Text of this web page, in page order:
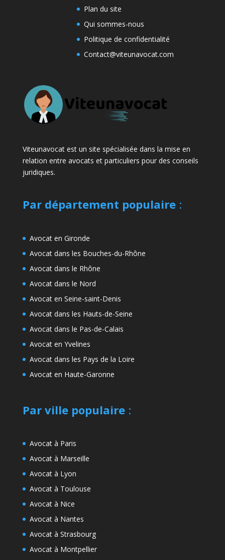
Plan du site
Qui sommes-nous
Politique de confidentialité
Contact@viteunavocat.com
Viteunavocat est un site spécialisée dans la mise en
relation entre avocats et particuliers pour des conseils
juridiques.
Par département populaire:
Avocat en Gironde
Avocat dans les Bouches-du-Rhône
Avocat dans le Rhône
Avocat dans le Nord
Avocat en Seine-saint-Denis
Avocat dans les Hauts-de-Seine
Avocat dans le Pas-de-Calais
Avocat en Yvelines
Avocat dans les Pays de la Loire
Avocat en Haute-Garonne
Par ville populaire:
Avocat à Paris
Avocat à Marseille
Avocat à Lyon
Avocat à Toulouse
Avocat à Nice
Avocat à Nantes
Avocat à Strasbourg
Avocat à Montpellier